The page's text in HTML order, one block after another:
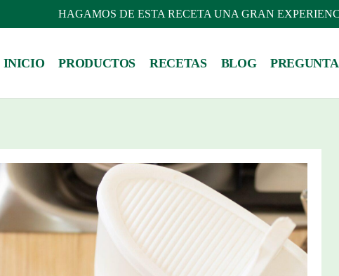
HAGAMOS DE ESTA RECETA UNA GRAN
INICIO PRODUCTOS RECETAS BLOG